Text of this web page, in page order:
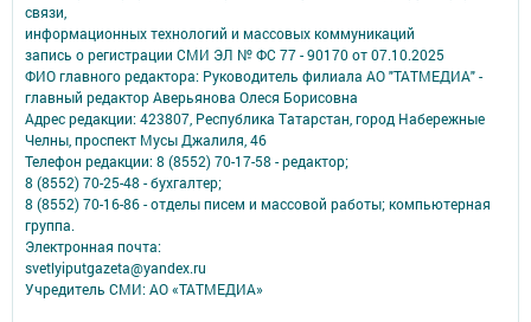
связи,
информационных технологий и массовых коммуникаций
запись о регистрации СМИ ЭЛ № ФС 77 - 90170 от 07.10.2025
ФИО главного редактора: Руководитель филиала АО "ТАТМЕДИА" -
главный редактор Аверьянова Олеся Борисовна
Адрес редакции: 423807, Республика Татарстан, город Набережные
Челны, проспект Мусы Джалиля, 46
Телефон редакции: 8 (8552) 70-17-58 - редактор;
8 (8552) 70-25-48 - бухгалтер;
8 (8552) 70-16-86 - отделы писем и массовой работы; компьютерная
группа.
Электронная почта:
svetlyiputgazeta@yandex.ru
Учредитель СМИ: АО «ТАТМЕДИА»